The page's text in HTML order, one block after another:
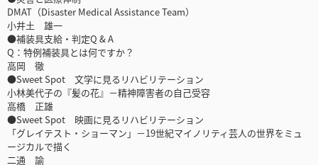
DMAT（Disaster Medical Assistance Team）
小井土 雄一
●補装具支給・判定Q & A
Q：特例補装具とは何ですか？
高岡 徹
●Sweet Spot 文学に見るリハビリテーション
小林美代子の『髪の花』－精神障害者の自己受容
高橋 正雄
●Sweet Spot 映画に見るリハビリテーション
「グレイテスト・ショーマン」－19世紀マイノリティ芸人の世界をミュ
ージカルで描く
二通 諭